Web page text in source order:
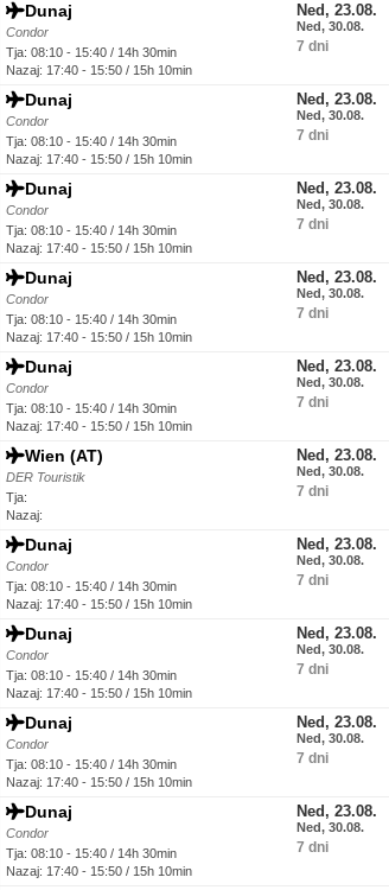
Dunaj
Condor
Tja: 08:10 - 15:40 / 14h 30min
Nazaj: 17:40 - 15:50 / 15h 10min
Ned, 23.08.
Ned, 30.08.
7 dni
Dunaj
Condor
Tja: 08:10 - 15:40 / 14h 30min
Nazaj: 17:40 - 15:50 / 15h 10min
Ned, 23.08.
Ned, 30.08.
7 dni
Dunaj
Condor
Tja: 08:10 - 15:40 / 14h 30min
Nazaj: 17:40 - 15:50 / 15h 10min
Ned, 23.08.
Ned, 30.08.
7 dni
Dunaj
Condor
Tja: 08:10 - 15:40 / 14h 30min
Nazaj: 17:40 - 15:50 / 15h 10min
Ned, 23.08.
Ned, 30.08.
7 dni
Dunaj
Condor
Tja: 08:10 - 15:40 / 14h 30min
Nazaj: 17:40 - 15:50 / 15h 10min
Ned, 23.08.
Ned, 30.08.
7 dni
Wien (AT)
DER Touristik
Tja:
Nazaj:
Ned, 23.08.
Ned, 30.08.
7 dni
Dunaj
Condor
Tja: 08:10 - 15:40 / 14h 30min
Nazaj: 17:40 - 15:50 / 15h 10min
Ned, 23.08.
Ned, 30.08.
7 dni
Dunaj
Condor
Tja: 08:10 - 15:40 / 14h 30min
Nazaj: 17:40 - 15:50 / 15h 10min
Ned, 23.08.
Ned, 30.08.
7 dni
Dunaj
Condor
Tja: 08:10 - 15:40 / 14h 30min
Nazaj: 17:40 - 15:50 / 15h 10min
Ned, 23.08.
Ned, 30.08.
7 dni
Dunaj
Condor
Tja: 08:10 - 15:40 / 14h 30min
Nazaj: 17:40 - 15:50 / 15h 10min
Ned, 23.08.
Ned, 30.08.
7 dni